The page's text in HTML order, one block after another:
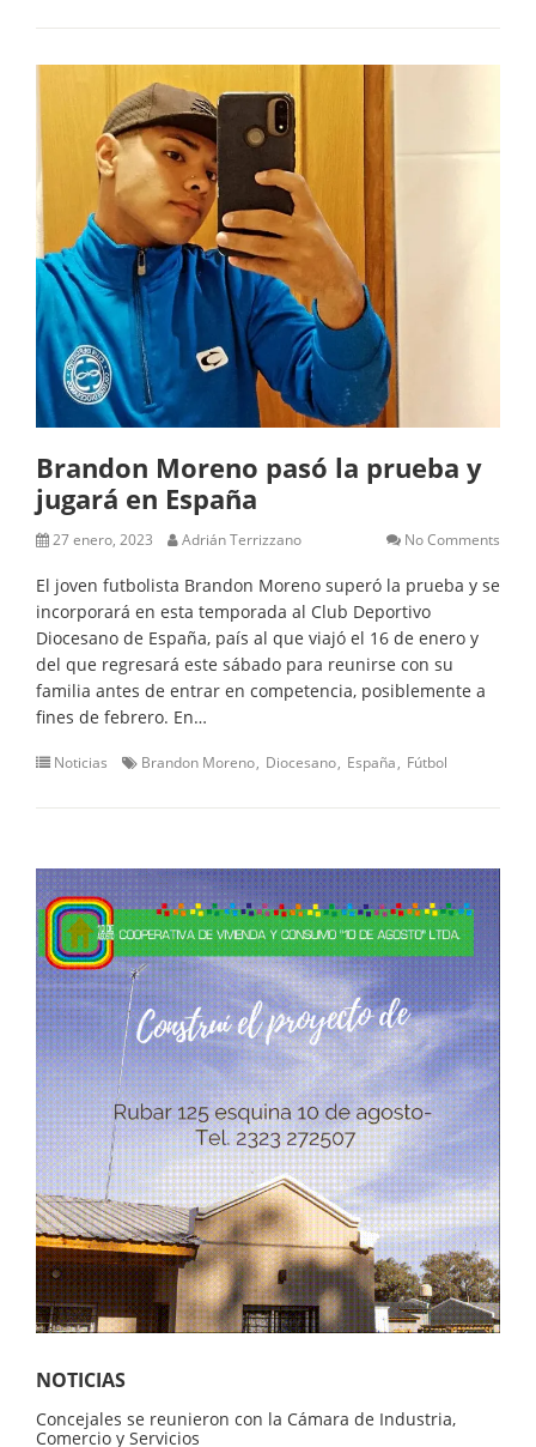
Brandon Moreno pasó la prueba y
jugará en España
27 enero, 2023 Adrián Terrizzano No Comments
El joven futbolista Brandon Moreno superó la prueba y se
incorporará en esta temporada al Club Deportivo
Diocesano de España, país al que viajó el 16 de enero y
del que regresará este sábado para reunirse con su
familia antes de entrar en competencia, posiblemente a
fines de febrero. En…
Noticias Brandon Moreno Diocesano España Fútbol
NOTICIAS
Concejales se reunieron con la Cámara de Industria,
Comercio y Servicios